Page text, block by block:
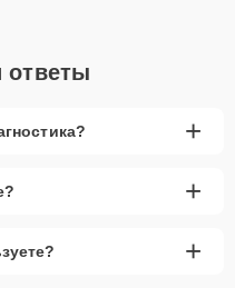
ответы
+
+
+